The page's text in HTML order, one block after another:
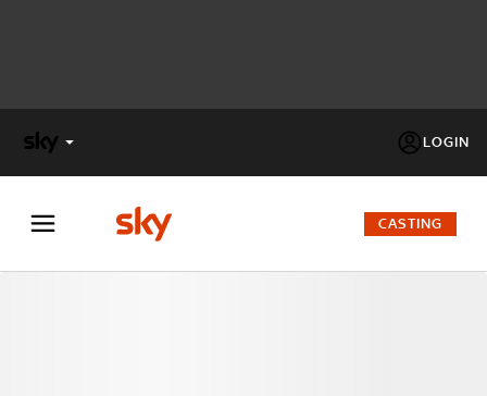
LOGIN
FACTOR
CASTING